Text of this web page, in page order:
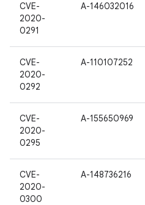
CVE-
2020-
0291
A-146032016
CVE-
2020-
0292
A-110107252
CVE-
2020-
0295
A-155650969
CVE-
2020-
0300
A-148736216